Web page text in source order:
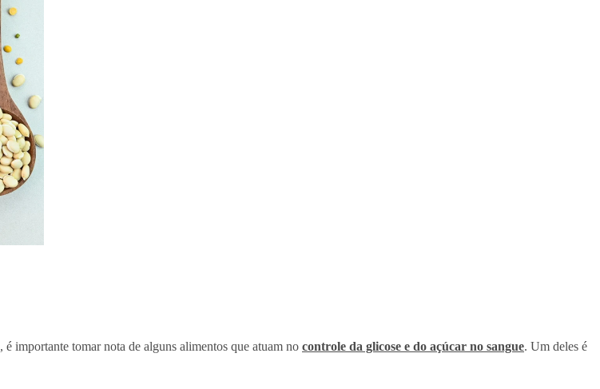
, é importante tomar nota de alguns alimentos que atuam no controle da glicose e do açúcar no sangue. Um deles é